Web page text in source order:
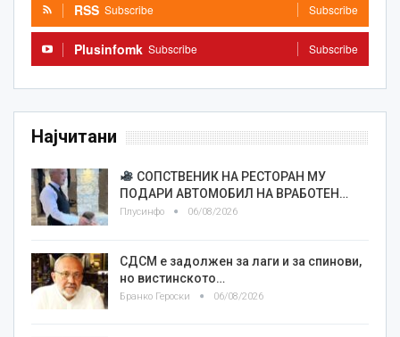
RSS Subscribe Subscribe
Plusinfomk Subscribe Subscribe
Најчитани
СОПСТВЕНИК НА РЕСТОРАН МУ
ПОДАРИ АВТОМОБИЛ НА ВРАБОТЕН…
Плусинфо 06/08/2026
СДСМ е задолжен за лаги и за спинови,
но вистинското…
Бранко Героски 06/08/2026